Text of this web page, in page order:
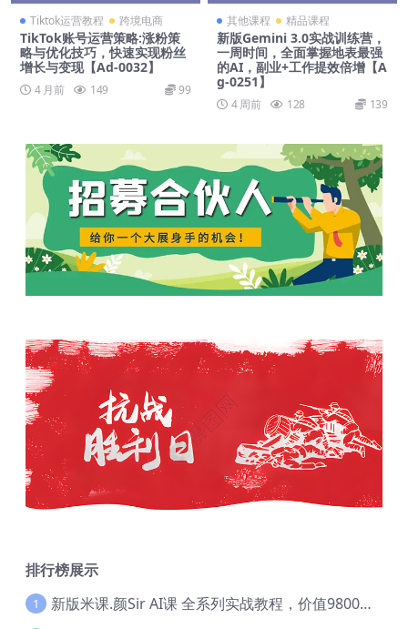
Tiktok运营教程 跨境电商
TikTok账号运营策略:涨粉策
略与优化技巧，快速实现粉丝
增长与变现【Ad-0032】
4 月前 149 99
其他课程 精品课程
新版Gemini 3.0实战训练营，
一周时间，全面掌握地表最强
的AI，副业+工作提效倍增【A
g-0251】
4 周前 128 139
排行榜展示
1 新版米课.颜Sir AI课 全系列实战教程，价值9800，跨境首选！【Ag-0052】